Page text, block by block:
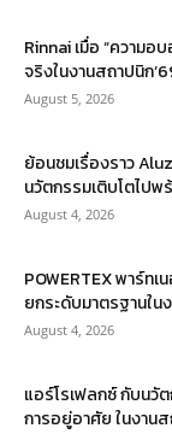
Rinnai เมื่อ “ความ
จริงในงานสถาปนิก
August 5, 2026
ย้อนชมเรื่องราว
นวัตกรรมเติบโตไปพ
August 4, 2026
POWERTEX พาร์ท
ยกระดับมาตรฐานใน
August 4, 2026
แอร์โรเฟลกซ์ กับนวั
การอยู่อาศัย ในงาน